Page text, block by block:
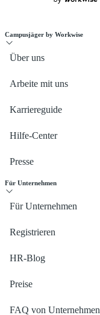
Campusjäger by Workwise
Über uns
Arbeite mit uns
Karriereguide
Hilfe-Center
Presse
Für Unternehmen
Für Unternehmen
Registrieren
HR-Blog
Preise
FAQ von Unternehmen